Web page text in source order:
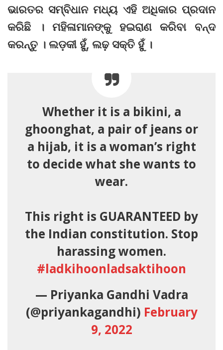
ଭାରତର ସମ୍ବିଧାନ ମଧ୍ୟ ଏହି ଅଧିକାର ପ୍ରଦାନ
କରିଛି । ମହିଳାମାନଙ୍କୁ ହଇରାଣ କରିବା ବନ୍ଦ
କରନ୍ତୁ । ଲଡ଼କୀ ହୁଁ, ଲଢ଼ ସକ୍‌ତି ହୁଁ ।
Whether it is a bikini, a
ghoonghat, a pair of jeans or
a hijab, it is a woman’s right
to decide what she wants to
wear.
This right is GUARANTEED by
the Indian constitution. Stop
harassing women.
#ladkihoonladsaktihoon
— Priyanka Gandhi Vadra
(@priyankagandhi) February
9, 2022